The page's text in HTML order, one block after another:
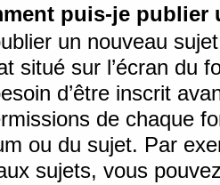
puis-je
un nouveau
situé sur l’écran du
d’être inscrit
de chaque
ou du sujet. Par
sujets, vous